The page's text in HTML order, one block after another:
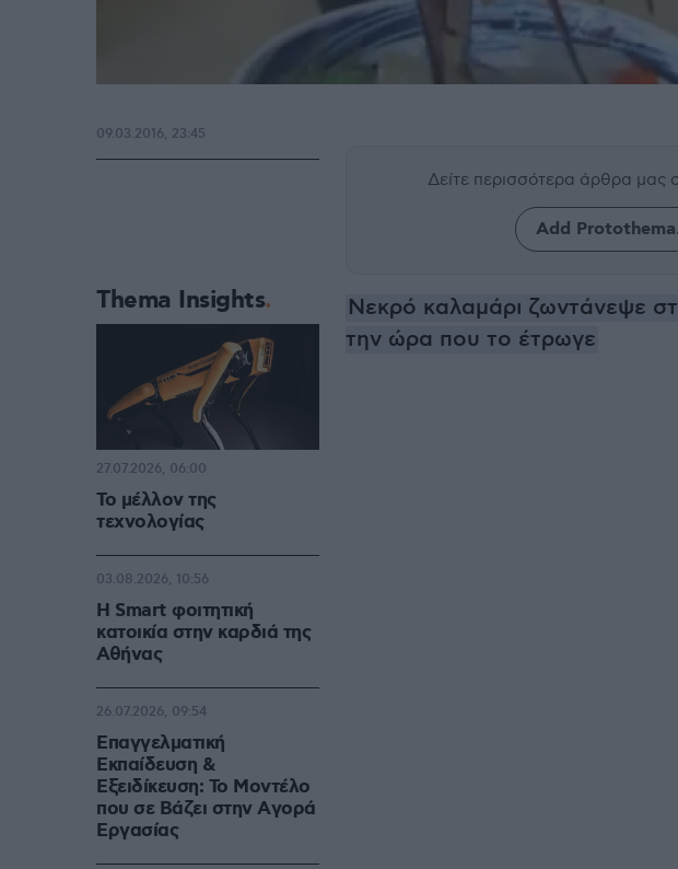
Δείτε περισσότερα άρθρα μας
Add
Νεκρό καλαμάρι ζωντάνεψε
την ώρα που το έτρωγε
09.03.2016, 23:45
Thema Insights
Το μέλλον της
τεχνολογίας
27.07.2026, 06:00
Η Smart φοιτητική
κατοικία στην καρδιά της
Αθήνας
03.08.2026, 10:56
Επαγγελματική
Εκπαίδευση &
Εξειδίκευση: Το Mοντέλο
που σε Bάζει στην Aγορά
Eργασίας
26.07.2026, 09:54